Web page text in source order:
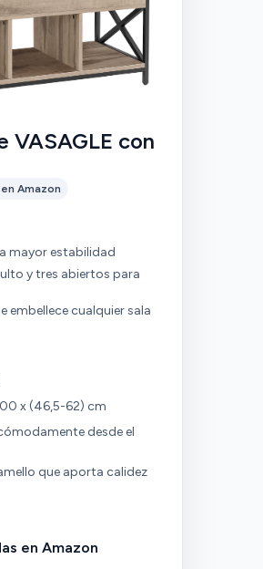
VASAGLE con
Amazon
mayor estabilidad
y tres abiertos para
embellece cualquier sala
x (46,5-62) cm
desde el
que aporta calidez
en Amazon